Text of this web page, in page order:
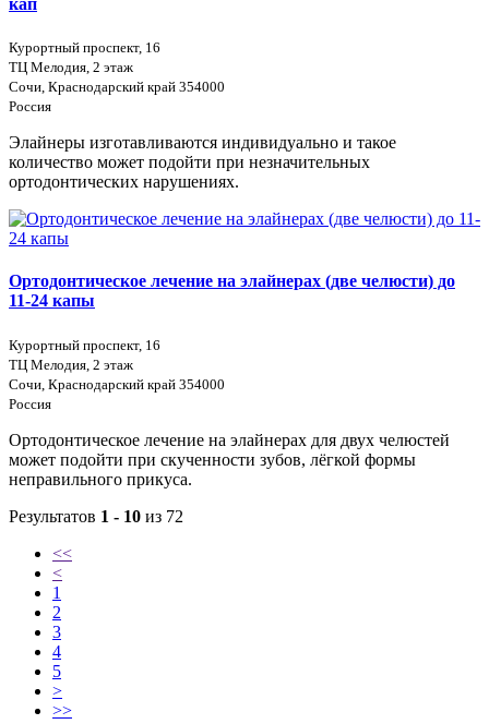
Курортный проспект, 16
ТЦ Мелодия, 2 этаж
Сочи, Краснодарский край 354000
Россия
Элайнеры изготавливаются индивидуально и такое
количество может подойти при незначительных
ортодонтических нарушениях.
Ортодонтическое лечение на элайнерах (две челюсти) до
11-24 капы
Курортный проспект, 16
ТЦ Мелодия, 2 этаж
Сочи, Краснодарский край 354000
Россия
Ортодонтическое лечение на элайнерах для двух челюстей
может подойти при скученности зубов, лёгкой формы
неправильного прикуса.
Результатов 1 - 10 из 72
<<
<
1
2
3
4
5
>
>>